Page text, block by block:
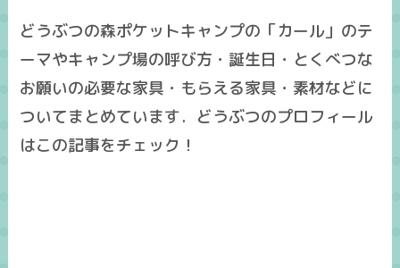
どうぶつの森ポケットキャンプの「カール」のテ
ーマやキャンプ場の呼び方・誕生日・とくべつな
お願いの必要な家具・もらえる家具・素材などに
ついてまとめています．どうぶつのプロフィール
はこの記事をチェック！